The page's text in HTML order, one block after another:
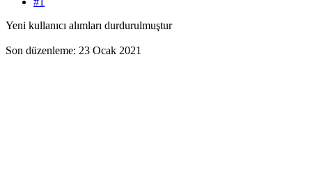
Yeni kullanıcı alımları durdurulmuştur
Son düzenleme: 23 Ocak 2021